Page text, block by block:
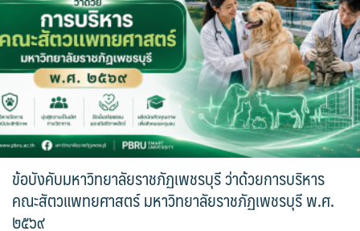
ข้อบังคับมหาวิทยาลัยราชภัฏเพชรบุรี ว่าด้วยการบริหาร
คณะสัตวแพทยศาสตร์ มหาวิทยาลัยราชภัฏเพชรบุรี พ.ศ.
๒๕๖๙